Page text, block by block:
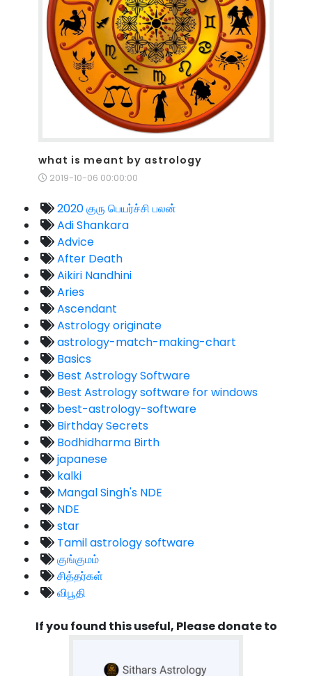
what is meant by astrology
2019-10-06 00:00:00
2020 குரு பெயர்ச்சி பலன்
Adi Shankara
Advice
After Death
Aikiri Nandhini
Aries
Ascendant
Astrology originate
astrology-match-making-chart
Basics
Best Astrology Software
Best Astrology software for windows
best-astrology-software
Birthday Secrets
Bodhidharma Birth
japanese
kalki
Mangal Singh's NDE
NDE
star
Tamil astrology software
குங்குமம்
சித்தர்கள்
விபூதி
If you found this useful, Please donate to